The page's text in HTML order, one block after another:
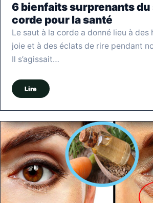
6 bienfaits surprenants du
corde pour la santé
Le saut à la corde a donné lieu à des
joie et à des éclats de rire pendant
Il s’agissait…
Lire